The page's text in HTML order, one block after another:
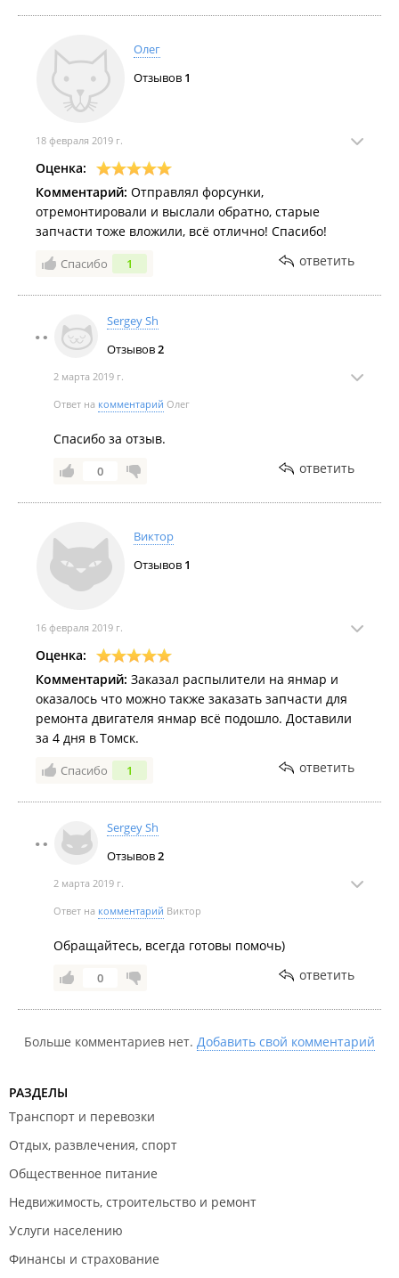
Олег
Отзывов 1
18 февраля 2019 г.
Оценка:
Комментарий: Отправлял форсунки,
отремонтировали и выслали обратно, старые
запчасти тоже вложили, всё отлично! Спасибо!
Спасибо 1 ответить
Sergey Sh
Отзывов2
2 марта 2019 г.
Ответ на комментарий Олег
Спасибо за отзыв.
0 ответить
Виктор
Отзывов 1
16 февраля 2019 г.
Оценка:
Комментарий: Заказал распылители на янмар и
оказалось что можно также заказать запчасти для
ремонта двигателя янмар всё подошло. Доставили
за 4 дня в Томск.
Спасибо 1 ответить
Sergey Sh
Отзывов2
2 марта 2019 г.
Ответ на комментарий Виктор
Обращайтесь, всегда готовы помочь)
0 ответить
Больше комментариев нет. Добавить свой комментарий
РАЗДЕЛЫ
Транспорт и перевозки
Отдых, развлечения, спорт
Общественное питание
Недвижимость, строительство и ремонт
Услуги населению
Финансы и страхование